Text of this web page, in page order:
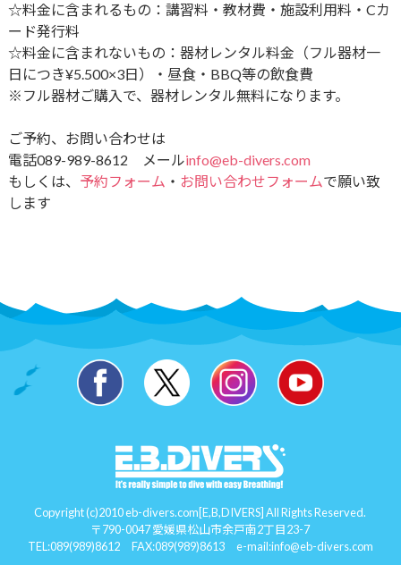
☆料金に含まれるもの：講習料・教材費・施設利用料・Cカ
ード発行料
☆料金に含まれないもの：器材レンタル料金（フル器材一
日につき¥5.500×3日）・昼食・BBQ等の飲食費
※フル器材ご購入で、器材レンタル無料になります。
ご予約、お問い合わせは
電話089-989-8612 メールinfo@eb-divers.com
もしくは、 予約フォーム ・ お問い合わせフォームで願い致
します
Copyright (c)2010 eb-divers.com[E,B,DIVERS] All Rights Reserved.
〒790-0047 愛媛県松山市余戸南2丁目23-7
TEL:089(989)8612FAX:089(989)8613 e-mail:info@eb-divers.com